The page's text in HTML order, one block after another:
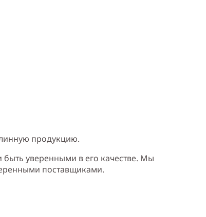
продукцию.
уверенными в его качестве. Мы
поставщиками.